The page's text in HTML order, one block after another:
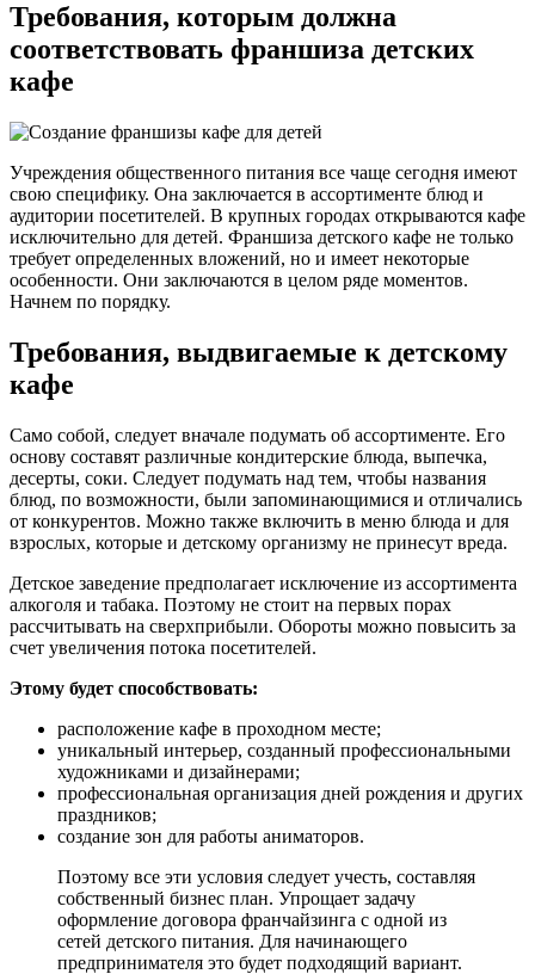
Требования, которым должна
соответствовать франшиза детских
кафе
Учреждения общественного питания все чаще сегодня имеют
свою специфику. Она заключается в ассортименте блюд и
аудитории посетителей. В крупных городах открываются кафе
исключительно для детей. Франшиза детского кафе не только
требует определенных вложений, но и имеет некоторые
особенности. Они заключаются в целом ряде моментов.
Начнем по порядку.
Требования, выдвигаемые к детскому
кафе
Само собой, следует вначале подумать об ассортименте. Его
основу составят различные кондитерские блюда, выпечка,
десерты, соки. Следует подумать над тем, чтобы названия
блюд, по возможности, были запоминающимися и отличались
от конкурентов. Можно также включить в меню блюда и для
взрослых, которые и детскому организму не принесут вреда.
Детское заведение предполагает исключение из ассортимента
алкоголя и табака. Поэтому не стоит на первых порах
рассчитывать на сверхприбыли. Обороты можно повысить за
счет увеличения потока посетителей.
Этому будет способствовать:
расположение кафе в проходном месте;
уникальный интерьер, созданный профессиональными
художниками и дизайнерами;
профессиональная организация дней рождения и других
праздников;
создание зон для работы аниматоров.
Поэтому все эти условия следует учесть, составляя
собственный бизнес план. Упрощает задачу
оформление договора франчайзинга с одной из
сетей детского питания. Для начинающего
предпринимателя это будет подходящий вариант.